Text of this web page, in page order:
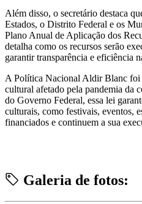
Além disso, o secretário destaca
Estados, o Distrito Federal e os
Plano Anual de Aplicação dos
detalha como os recursos serão
garantir transparência e eficiência
A Política Nacional Aldir Blanc foi
cultural afetado pela pandemia da
do Governo Federal, essa lei
culturais, como festivais, eventos,
financiados e continuem a sua
Galeria de fotos: